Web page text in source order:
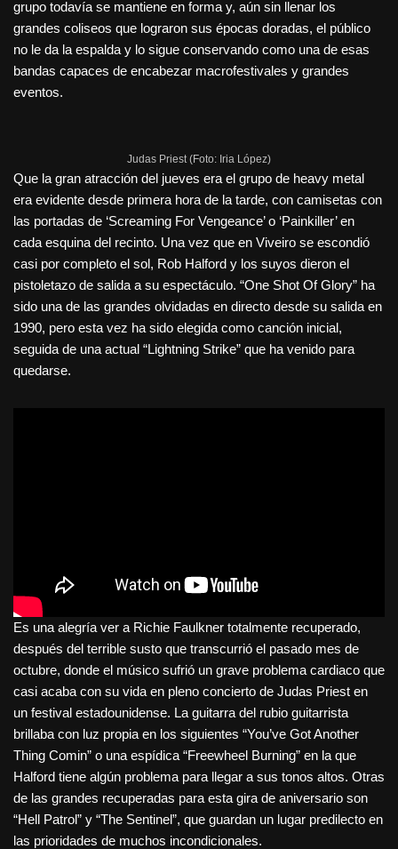
grupo todavía se mantiene en forma y, aún sin llenar los
grandes coliseos que lograron sus épocas doradas, el público
no le da la espalda y lo sigue conservando como una de esas
bandas capaces de encabezar macrofestivales y grandes
eventos.
Judas Priest (Foto: Iria López)
Que la gran atracción del jueves era el grupo de heavy metal
era evidente desde primera hora de la tarde, con camisetas con
las portadas de ‘Screaming For Vengeance’ o ‘Painkiller’ en
cada esquina del recinto. Una vez que en Viveiro se escondió
casi por completo el sol, Rob Halford y los suyos dieron el
pistoletazo de salida a su espectáculo. “One Shot Of Glory” ha
sido una de las grandes olvidadas en directo desde su salida en
1990, pero esta vez ha sido elegida como canción inicial,
seguida de una actual “Lightning Strike” que ha venido para
quedarse.
Es una alegría ver a Richie Faulkner totalmente recuperado,
después del terrible susto que transcurrió el pasado mes de
octubre, donde el músico sufrió un grave problema cardiaco que
casi acaba con su vida en pleno concierto de Judas Priest en
un festival estadounidense. La guitarra del rubio guitarrista
brillaba con luz propia en los siguientes “You’ve Got Another
Thing Comin” o una espídica “Freewheel Burning” en la que
Halford tiene algún problema para llegar a sus tonos altos. Otras
de las grandes recuperadas para esta gira de aniversario son
“Hell Patrol” y “The Sentinel”, que guardan un lugar predilecto en
las prioridades de muchos incondicionales.